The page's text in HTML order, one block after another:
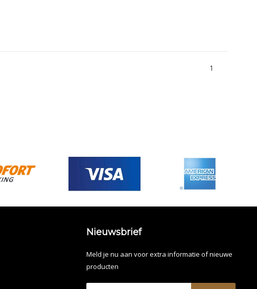
1
Nieuwsbrief
Meld je nu aan voor extra informatie of nieuwe
producten